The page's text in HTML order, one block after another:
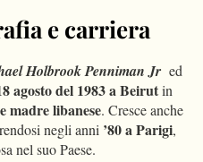
e carriera
Holbrook Penniman Jr ed
agosto del 1983 a Beirutin
madre libanese. Cresce anche
negli anni ’80 a Parigi,
nel suo Paese.